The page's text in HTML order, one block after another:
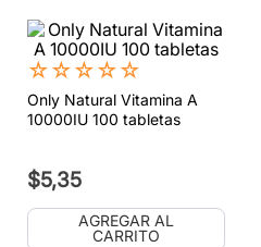
☆☆☆☆☆
Only Natural Vitamina A
10000IU 100 tabletas
$5,35
AGREGAR AL
CARRITO